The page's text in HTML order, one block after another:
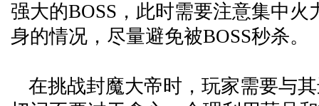
强大的BOSS，此时需要注意集中火
身的情况，尽量避免被BOSS秒杀。
在挑战封魔大帝时，玩家需要与